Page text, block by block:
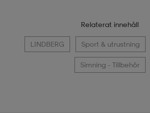
Relaterat innehåll
LINDBERG Sport & utrustning
Simning - Tillbehör